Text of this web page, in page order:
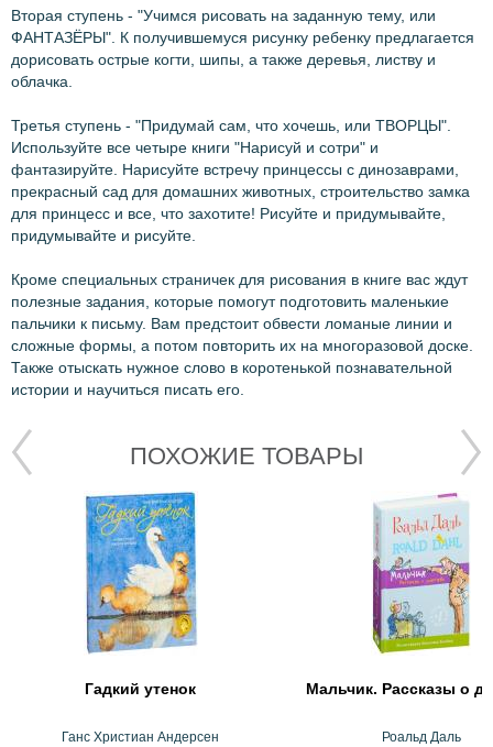
Вторая ступень - "Учимся рисовать на заданную тему, или
ФАНТАЗЁРЫ". К получившемуся рисунку ребенку предлагается
дорисовать острые когти, шипы, а также деревья, листву и
облачка.
Третья ступень - "Придумай сам, что хочешь, или ТВОРЦЫ".
Используйте все четыре книги "Нарисуй и сотри" и
фантазируйте. Нарисуйте встречу принцессы с динозаврами,
прекрасный сад для домашних животных, строительство замка
для принцесс и все, что захотите! Рисуйте и придумывайте,
придумывайте и рисуйте.
Кроме специальных страничек для рисования в книге вас ждут
полезные задания, которые помогут подготовить маленькие
пальчики к письму. Вам предстоит обвести ломаные линии и
сложные формы, а потом повторить их на многоразовой доске.
Также отыскать нужное слово в коротенькой познавательной
истории и научиться писать его.
ПОХОЖИЕ ТОВАРЫ
Гадкий утенок
Ганс Христиан Андерсен
Мальчик. Рассказы о
Роальд Даль